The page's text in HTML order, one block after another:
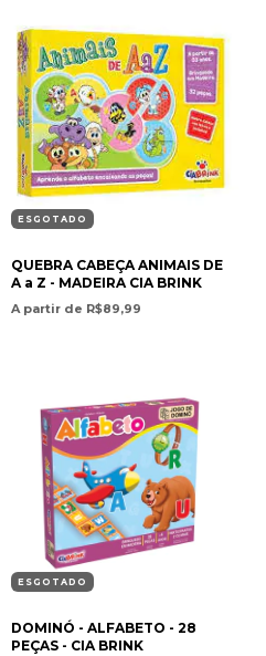
ESGOTADO
QUEBRA CABEÇA ANIMAIS DE
A a Z - MADEIRA CIA BRINK
A partir de R$89,99
ESGOTADO
DOMINÓ - ALFABETO - 28
PEÇAS - CIA BRINK